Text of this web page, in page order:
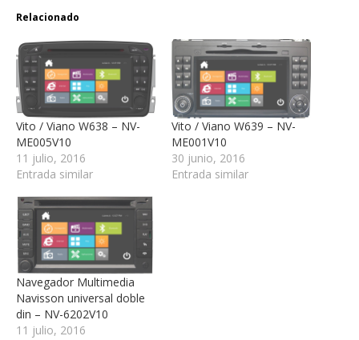
Relacionado
Vito / Viano W638 – NV-
ME005V10
11 julio, 2016
Entrada similar
Vito / Viano W639 – NV-
ME001V10
30 junio, 2016
Entrada similar
Navegador Multimedia
Navisson universal doble
din – NV-6202V10
11 julio, 2016